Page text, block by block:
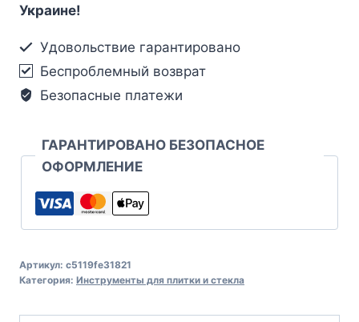
Украине!
Удовольствие гарантировано
Беспроблемный возврат
Безопасные платежи
ГАРАНТИРОВАНО БЕЗОПАСНОЕ
ОФОРМЛЕНИЕ
Артикул: c5119fe31821
Категория: Инструменты для плитки и стекла